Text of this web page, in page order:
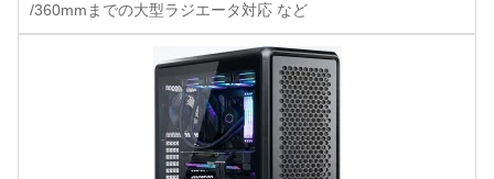
/360mmまでの大型ラジエータ対応 など